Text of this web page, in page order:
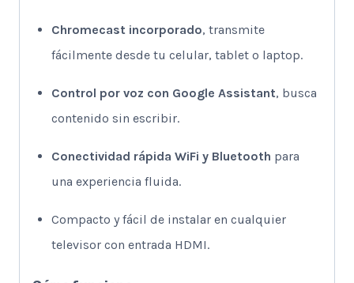
Chromecast incorporado, transmite
fácilmente desde tu celular, tablet o laptop.
Control por voz con Google Assistant, busca
contenido sin escribir.
Conectividad rápida WiFi y Bluetooth para
una experiencia fluida.
Compacto y fácil de instalar en cualquier
televisor con entrada HDMI.